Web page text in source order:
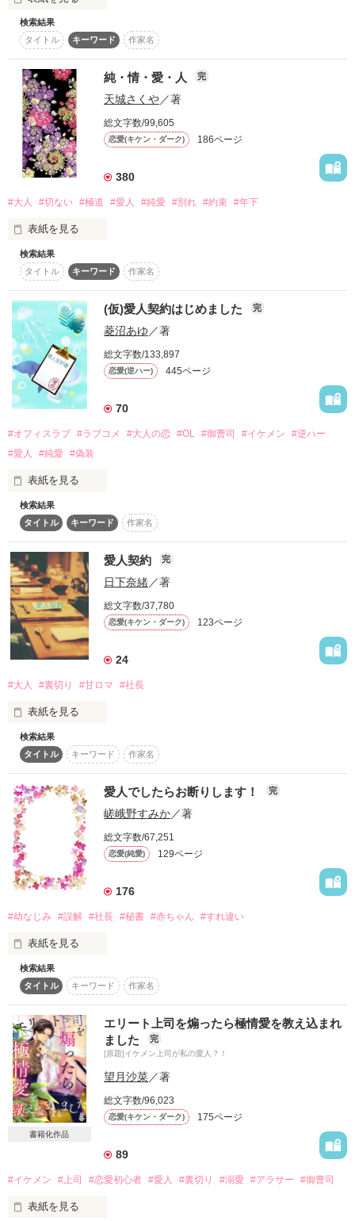
幼少期から家族に愛されず、妹リエルの世話を押し付けられて
きたアリステラ。
家族だから愛されるとは限らない。
もちろん夫も例外ではない。
諦めることには慣れている。
アリステラはデルバートからの条件を受け入れ、仮面夫婦とし
ての生活を始めたが…。
美馬藤臣――
彼の前にひとりの少女が立っている。
醜い人間の欲望に巻き込まれ、傷つくであろう十八歳の少女。
誰かに手折られる花ならば、いっそ自分の手で……。
今の彼は、その想いの呼び名を知らない。
それは、西園寺愛実との運命の出逢いだった。
★注意★
本作は「十八歳の愛人」のアナザーストーリーです。
同じキャラクターで違うストーリーが展開されます。
その点、ご理解の上でご覧くださいませ。
☆。.:*:・゜★
（サイト掲載全86話完結済、番外編2話）
作品を読む
検索結果
タイトル
キーワード 作家名
純・情・愛・人 完
天城さくや／著
総文字数/99,605
恋愛(キケン・ダーク) 186ページ
380
#大人 #切ない #極道 #愛人 #純愛 #別れ #約束 #年下
表紙を見る
大好きなひとの、“たった一人”でいたかった。
でもなれなかった。
『お前は俺のものにする』
女の純情におかまいなしの俺様男。
愛人でもかまわなかったのに。
あの背中に寄り添って、生きられたなら。
◇◇ご愛読ありがとうございます◇◇
検索結果
タイトル
キーワード 作家名
(仮)愛人契約はじめました 完
菱沼あゆ／著
総文字数/133,897
恋愛(逆ハー) 445ページ
70
#オフィスラブ #ラブコメ #大人の恋 #OL #御曹司 #イケメン
#逆ハー
#愛人
#純愛 #偽装
表紙を見る
付き合いでコンパに顔を出した蓮形寺唯由(れんぎょうじ　い
よ)は、王様ゲームのせいで、
雪村蓮太郎(ゆきむら　れんたろう)という謎のイケメンと仮
の愛人契約を結ぶことになってしまった。
一介の研究員でいたい蓮太郎は曽祖父の会社を継ぎたくない
ので、曽祖父が最も嫌う、女性スキャンダルを起こしたいのだ
と言う。
いやでもあの～、あなた、結婚していないので、それ、ただ
マイペースな蓮太郎に振り回され、仮の愛人契約をしてしま
ったOL、唯由の日常。
おまけのお話「(仮)愛人契約やめました」更新中です(⌒▽⌒)
作品を読む
検索結果
タイトル
キーワード 作家名
愛人契約 完
日下奈緒／著
総文字数/37,780
恋愛(キケン・ダーク) 123ページ
24
#大人 #裏切り #甘ロマ #社長
表紙を見る
この契約に愛はない
はずだった……
検索結果
タイトル
キーワード 作家名
愛人でしたらお断りします！ 完
嵯峨野すみか／著
総文字数/67,251
恋愛(純愛) 129ページ
176
#幼なじみ #誤解 #社長 #秘書 #赤ちゃん #すれ違い
表紙を見る
椿はピンチだった。
父が遺してくれた洋菓子店が叔父に乗っ取られそうなのだ！
「助けて、そうちゃん！」
椿が助けを求めた相手は……
※　作中にお菓子に関する場面が出てきますが、
素人の作者が思いついた、ゆるい設定です。
プロの方、お菓子作りが趣味の方、ご了承くださいま
検索結果
タイトル
キーワード 作家名
書籍化作品
エリート上司を煽ったら極情愛を教え込まれ
ました
完
[原題]イケメン上司が私の愛人？！
望月沙菜／著
総文字数/96,023
恋愛(キケン・ダーク) 175ページ
89
#イケメン #上司 #恋愛初心者 #愛人 #裏切り #溺愛 #アラサー #御曹司
表紙を見る